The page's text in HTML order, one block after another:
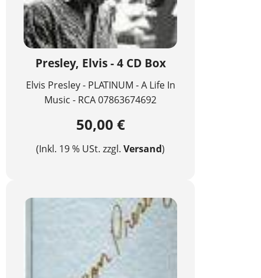
Presley, Elvis - 4 CD Box
Elvis Presley - PLATINUM - A Life In
Music - RCA 07863674692
50,00 €
(Inkl. 19 % USt. zzgl. Versand)